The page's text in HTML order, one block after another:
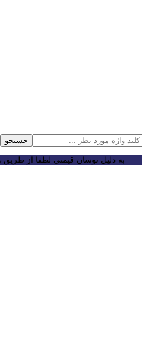
جستجو
به دلیل نوسان قیمتی لطفا از طریق